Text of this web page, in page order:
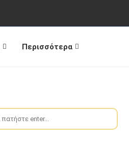
Περισσότερα